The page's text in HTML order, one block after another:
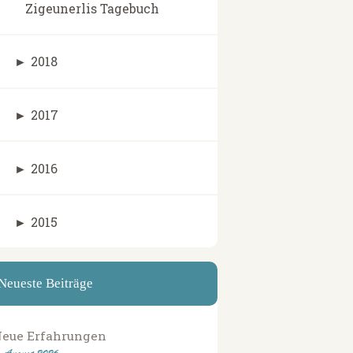
Zigeunerlis Tagebuch
► 2018
► 2017
► 2016
► 2015
Beiträge
Erfahrungen